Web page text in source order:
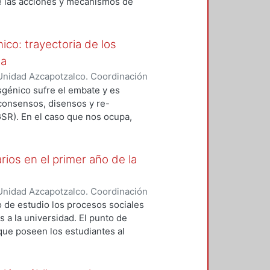
en cada interacción social. La
los otros miembros de su
medio ambiente. Asimismo,
sociales involucrados del
de la política de
de los granos GM. De
Aduanero de México (SAM)
de la economía
creación de capacidades
el control del movimiento
trayectoria de los
Azcapotzalco. Coordinación
NAVA, MARCO ANTONIO
sufre el embate y es
disensos y re-
En el caso que nos ocupa,
en el primer año de la
Azcapotzalco. Coordinación
Dominguez, José Luis
estudio los procesos sociales
a la universidad. El punto de
poseen los estudiantes al
llevadas a cabo durante